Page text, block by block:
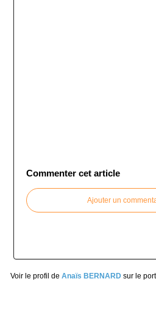
Commenter cet article
Ajouter un
Voir le profil de Anaïs BERNARDsur le